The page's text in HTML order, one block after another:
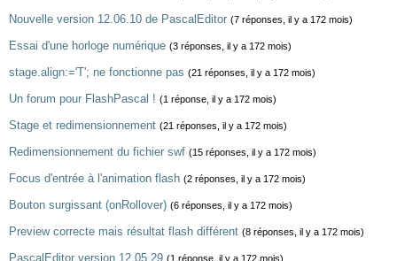
Nouvelle version 12.06.10 de PascalEditor (7 réponses, il y a 172 mois)
Essai d'une horloge numérique (3 réponses, il y a 172 mois)
stage.align:='T'; ne fonctionne pas (21 réponses, il y a 172 mois)
Un forum pour FlashPascal ! (1 réponse, il y a 172 mois)
Stage et redimensionnement (21 réponses, il y a 172 mois)
Redimensionnement du fichier swf (15 réponses, il y a 172 mois)
Focus d'entrée à l'animation flash (2 réponses, il y a 172 mois)
Bouton surgissant (onRollover) (6 réponses, il y a 172 mois)
Preview correcte mais résultat flash différent (8 réponses, il y a 172 mois)
PascalEditor version 12.05.29 (1 réponse, il y a 172 mois)